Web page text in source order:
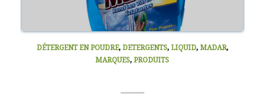
DÉTERGENT EN POUDRE, DETERGENTS, LIQUID, MADAR,
MARQUES,PRODUITS